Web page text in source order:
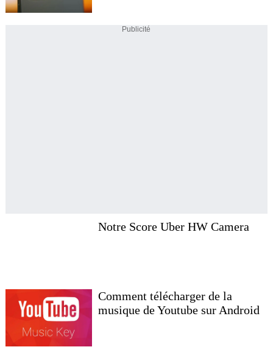
Publicité
Notre Score Uber HW Camera
Comment télécharger de la
musique de Youtube sur Android